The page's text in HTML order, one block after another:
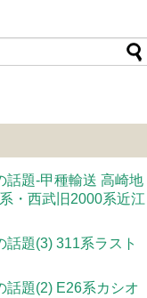
話題-甲種輸送 高崎地
・西武旧2000系近江
話題(3) 311系ラスト
話題(2) E26系カシオ